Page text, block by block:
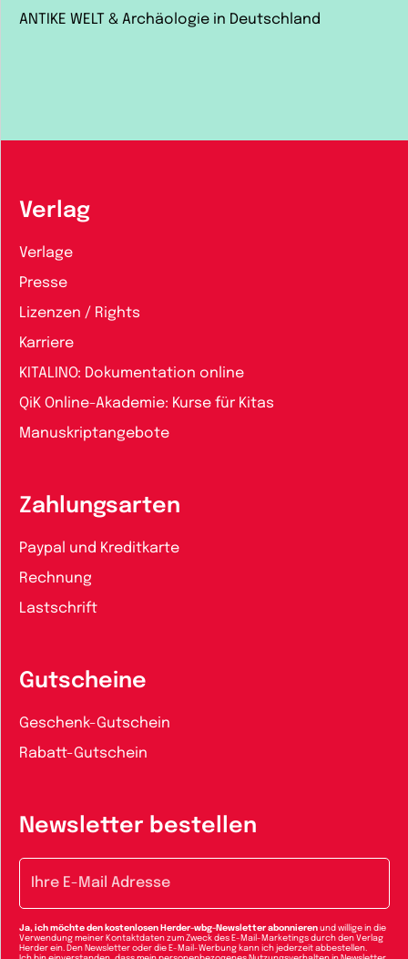
ANTIKE WELT & Archäologie in Deutschland
Verlag
Verlage
Presse
Lizenzen / Rights
Karriere
KITALINO: Dokumentation online
QiK Online-Akademie: Kurse für Kitas
Manuskriptangebote
Zahlungsarten
Paypal und Kreditkarte
Rechnung
Lastschrift
Gutscheine
Geschenk-Gutschein
Rabatt-Gutschein
Newsletter bestellen
Ja, ich möchte den kostenlosen Herder-wbg-Newsletter abonnieren und willige in die
Verwendung meiner Kontaktdaten zum Zweck des E-Mail-Marketings durch den Verlag
Herder ein. Den Newsletter oder die E-Mail-Werbung kann ich jederzeit abbestellen.